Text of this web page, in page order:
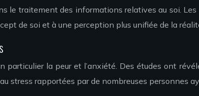
le traitement des informations relatives au soi.
de soi et à une perception plus unifiée de la
particulier la peur et l’anxiété. Des études ont
stress rapportées par de nombreuses personnes